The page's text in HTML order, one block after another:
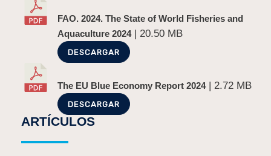
FAO. 2024. The State of World Fisheries and
Aquaculture 2024| 20.50 MB
DESCARGAR
The EU Blue Economy Report 2024| 2.72 MB
DESCARGAR
ARTÍCULOS